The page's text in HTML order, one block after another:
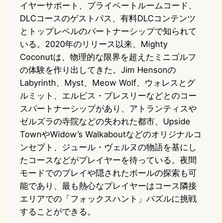
イヤーサポート、プライベートルームコード、
DLCコースのゲストパス、有料DLCコンテンツ
とトップレベルのパートナーシップで知られて
いる。2020年のリリース以来、Mighty
Coconutは、物理的な限界を超えたミニゴルフ
の体験を作り出してきた。Jim Hensonの
Labyrinth、Myst、Meow Wolf、ウォレスとグ
ルミット、エルビス・プレスリーなどとのコー
スパートナーシップがあり、アトランティスや
ゼルズラの寺院などの失われた都市、Upside
TownやWidow’s Walkaboutなどのオリジナルコ
ンセプト、ジュール・ヴェルヌの物語を基にし
たコースなどがプレイヤーを待っている。夜間
モードでのプレイや隠されたボールの探索も可
能であり、最も熱心なプレイヤーはコース隣接
エリアでの「フォックスハント」パズルに挑戦
することができる。